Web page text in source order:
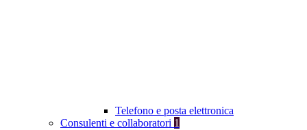
Telefono e posta elettronica
Consulenti e collaboratori 1